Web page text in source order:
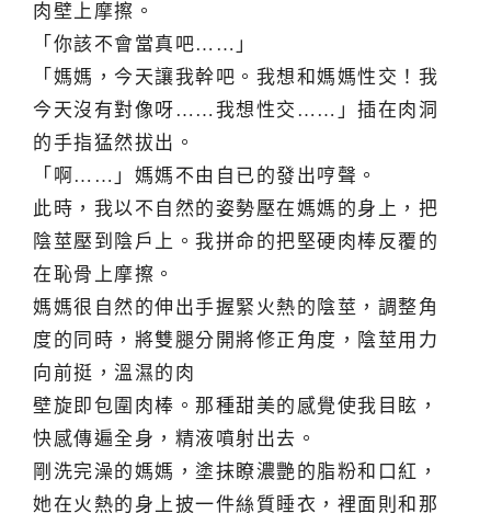
肉壁上摩擦。
「你該不會當真吧……」
「媽媽，今天讓我幹吧。我想和媽媽性交！我
今天沒有對像呀……我想性交……」插在肉洞
的手指猛然拔出。
「啊……」媽媽不由自已的發出哼聲。
此時，我以不自然的姿勢壓在媽媽的身上，把
陰莖壓到陰戶上。我拼命的把堅硬肉棒反覆的
在恥骨上摩擦。
媽媽很自然的伸出手握緊火熱的陰莖，調整角
度的同時，將雙腿分開將修正角度，陰莖用力
向前挺，溫濕的肉
壁旋即包圍肉棒。那種甜美的感覺使我目眩，
快感傳遍全身，精液噴射出去。
剛洗完澡的媽媽，塗抹瞭濃艷的脂粉和口紅，
她在火熱的身上披一件絲質睡衣，裡面則和那